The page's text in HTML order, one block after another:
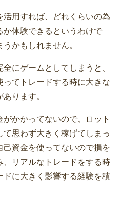
用すれば、
どれくらいの為
か体験できる というわけで
かもしれません。
にゲームとしてしまうと、
てトレードする時に大きな
ります。
かかってないので、ロット
思わず大きく稼げてしまっ
資金を使ってないので損を
、リアルなトレードをする時
に大きく影響する経験を積